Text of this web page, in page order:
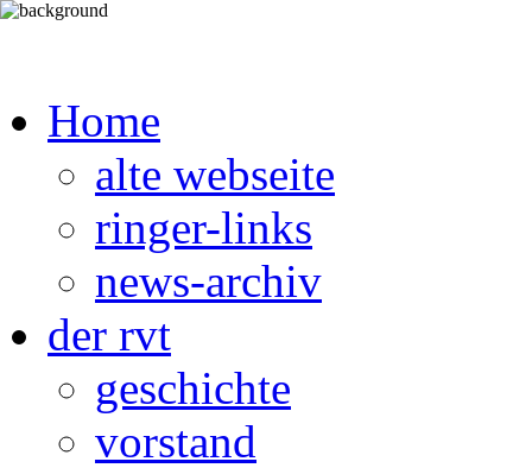
Home
alte webseite
ringer-links
news-archiv
der rvt
geschichte
vorstand